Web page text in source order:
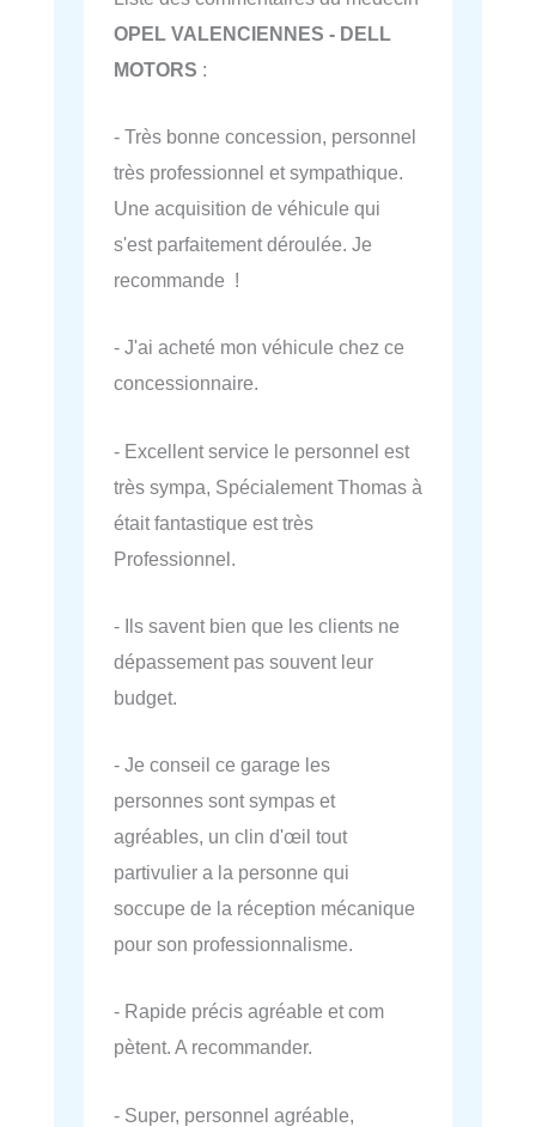
OPEL VALENCIENNES - DELL
MOTORS :
- Très bonne concession, personnel
très professionnel et sympathique.
Une acquisition de véhicule qui
s'est parfaitement déroulée. Je
recommande !
- J'ai acheté mon véhicule chez ce
concessionnaire.
- Excellent service le personnel est
très sympa, Spécialement Thomas à
était fantastique est très
Professionnel.
- Ils savent bien que les clients ne
dépassement pas souvent leur
budget.
- Je conseil ce garage les
personnes sont sympas et
agréables, un clin d'œil tout
partivulier a la personne qui
soccupe de la réception mécanique
pour son professionnalisme.
- Rapide précis agréable et com
pètent. A recommander.
- Super, personnel agréable,